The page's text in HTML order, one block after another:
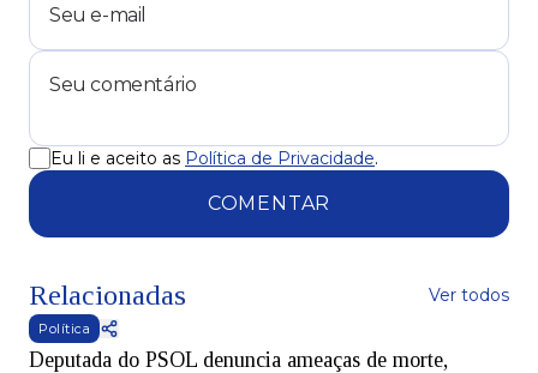
Eu li e aceito as Política de Privacidade.
COMENTAR
Relacionadas Ver todos
Política
Deputada do PSOL denuncia ameaças de morte,